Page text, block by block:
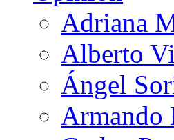
Adriana
Alberto
Ángel
Armando